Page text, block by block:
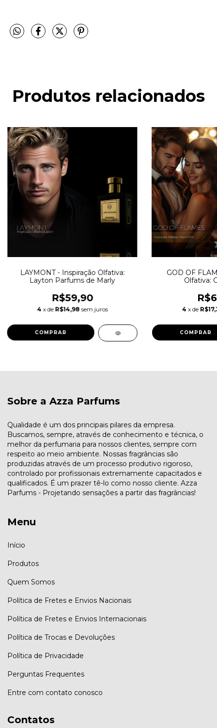
Produtos relacionados
LAYMONT - Inspiração Olfativa:
Layton Parfums de Marly
R$59,90
4 x de R$14,98 sem juros
COMPRAR
GOD OF
Olfativa:
4 x de
COMPRAR
Sobre a Azza Parfums
Qualidade é um dos principais pilares da empresa.
Buscamos, sempre, através de conhecimento e técnica, o
melhor da perfumaria para nossos clientes, sempre com
respeito ao meio ambiente. Nossas fragrâncias são
produzidas através de um processo produtivo rigoroso,
controlado por profissionais extremamente capacitados e
qualificados. É um prazer tê-lo como nosso cliente. Azza
Parfums - Projetando sensações a partir das fragrâncias!
Menu
Início
Produtos
Quem Somos
Política de Fretes e Envios Nacionais
Política de Fretes e Envios Internacionais
Política de Trocas e Devoluções
Política de Privacidade
Perguntas Frequentes
Entre com contato conosco
Contatos